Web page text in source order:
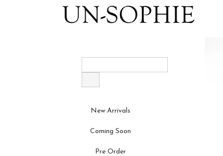
New Arrivals
Coming Soon
Pre Order